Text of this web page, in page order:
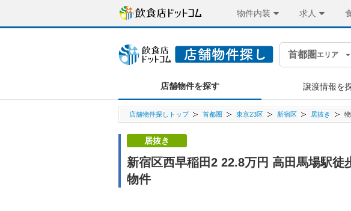
物件内装 求人
首都圏 エリア
店舗物件を探す 譲渡情報を
店舗物件探しトップ 首都圏 東京23区 新宿区 居抜き
居抜き
新宿区西早稲田2 22.8万円 高田馬場駅
物件